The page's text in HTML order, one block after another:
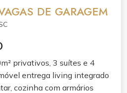
sala de jogos, playground,
gourmet, bar e entrada para
Hall decorado e
e medidores individuais
DE GARAGEM
privativos, 3 suítes e 4
entrega living integrado
cozinha com armários